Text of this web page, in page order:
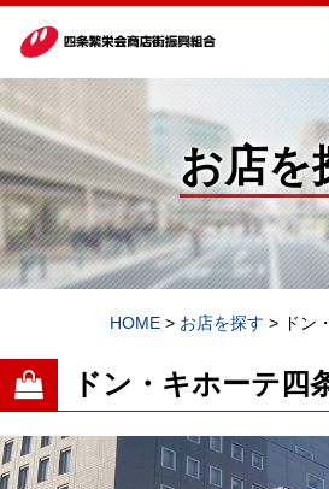
お店を
HOME > お店を探す > ドン
ドン・キホーテ四